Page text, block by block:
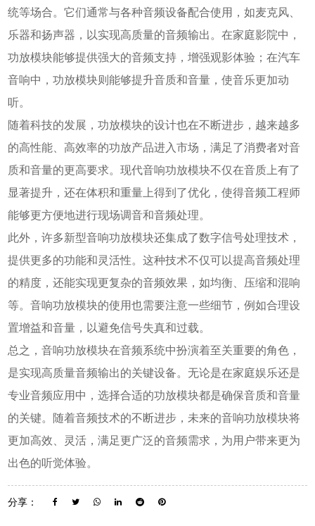
统等场合。它们通常与各种音频设备配合使用，如麦克风、
乐器和扬声器，以实现高质量的音频输出。在家庭影院中，
功放模块能够提供强大的音频支持，增强观影体验；在汽车
音响中，功放模块则能够提升音质和音量，使音乐更加动
听。
随着科技的发展，功放模块的设计也在不断进步，越来越多
的高性能、高效率的功放产品进入市场，满足了消费者对音
质和音量的更高要求。现代音响功放模块不仅在音质上有了
显著提升，还在体积和重量上得到了优化，使得音频工程师
能够更方便地进行现场调音和音频处理。
此外，许多新型音响功放模块还集成了数字信号处理技术，
提供更多的功能和灵活性。这种技术不仅可以提高音频处理
的精度，还能实现更复杂的音频效果，如均衡、压缩和混响
等。音响功放模块的使用也需要注意一些细节，例如合理设
置增益和音量，以避免信号失真和过载。
总之，音响功放模块在音频系统中扮演着至关重要的角色，
是实现高质量音频输出的关键设备。无论是在家庭娱乐还是
专业音频应用中，选择合适的功放模块都是确保音质和音量
的关键。随着音频技术的不断进步，未来的音响功放模块将
更加高效、灵活，满足更广泛的音频需求，为用户带来更为
出色的听觉体验。
分享：